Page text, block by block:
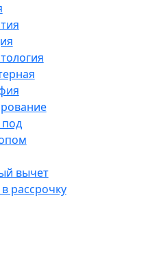
вычет
рассрочку